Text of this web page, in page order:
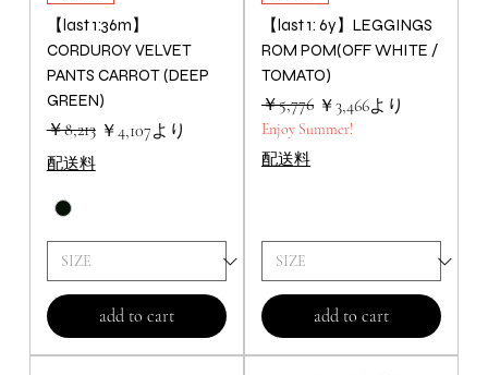
【last 1:36m】
CORDUROY VELVET
PANTS CARROT (DEEP
GREEN)
通常価格
￥8,213 ￥4,107より
セール価格
配送料
add to cart
【last 1: 6y】LEGGINGS
ROM POM(OFF WHITE /
TOMATO)
通常価格
￥5,776 ￥3,466より
セール価格
Enjoy Summer!
配送料
add to cart